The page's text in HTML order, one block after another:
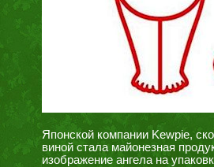
Японской компании Kewpie,
виной стала майонезная
изображение ангела на